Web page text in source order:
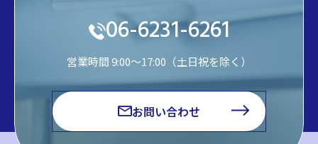
06-6231-6261
営業時間 9:00～17:00（土日祝を除く）
お問い合わせ